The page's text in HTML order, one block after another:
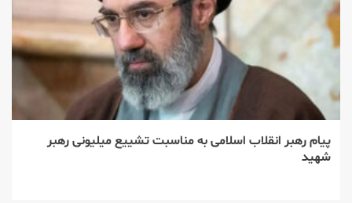
پیام رهبر انقلاب اسلامی به مناسبت تشییع میلیونی رهبر
شهید